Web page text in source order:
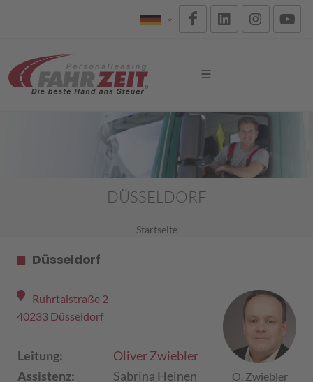
DÜSSELDORF
Startseite
Düsseldorf
O. Zwiebler
Ruhrtalstraße 2
40233 Düsseldorf
Leitung:
Oliver Zwiebler
Assistenz:
Sabrina Heinen